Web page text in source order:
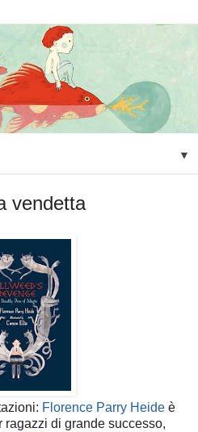
▼
vendetta
Florence Parry Heide è
ragazzi di grande successo,